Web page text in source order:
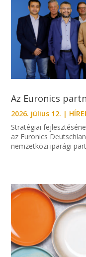
Az Euronics
2026. július 12. |
Stratégiai
az Euronics
nemzetközi iparági